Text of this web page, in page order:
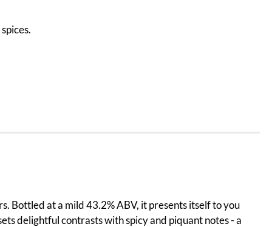
Bottled at a mild 43.2% ABV, it presents itself to you
delightful contrasts with spicy and piquant notes - a